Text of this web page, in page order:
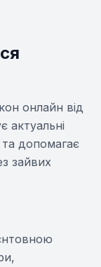
онлайн від
актуальні
допомагає
зайвих